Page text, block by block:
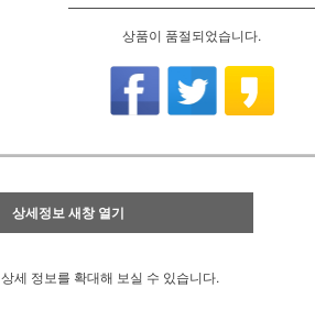
상품이 품절되었습니다.
상세정보 새창 열기
상세 정보를 확대해 보실 수 있습니다.